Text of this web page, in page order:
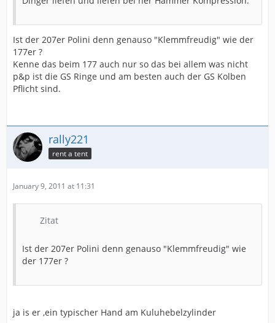
Ist der 207er Polini denn genauso "Klemmfreudig" wie der
177er ?
Kenne das beim 177 auch nur so das bei allem was nicht
p&p ist die GS Ringe und am besten auch der GS Kolben
Pflicht sind.
rally221
rent a tent
January 9, 2011 at 11:31
Zitat
Ist der 207er Polini denn genauso "Klemmfreudig" wie
der 177er ?
ja is er ,ein typischer Hand am Kuluhebelzylinder